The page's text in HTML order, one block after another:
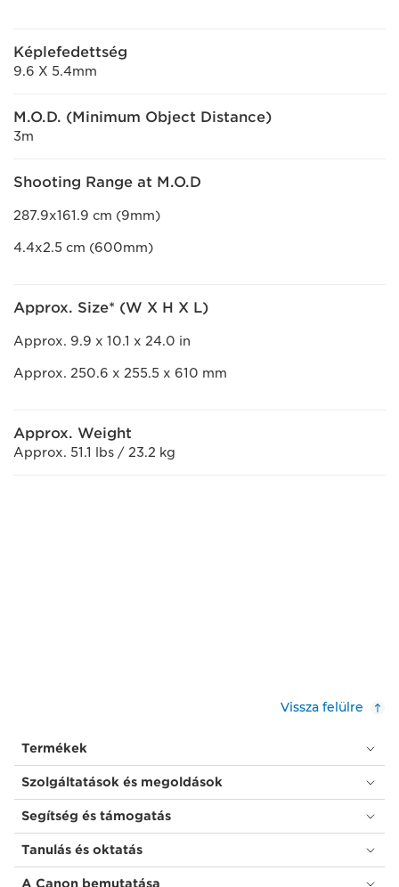
Képlefedettség
9.6 X 5.4mm
M.O.D. (Minimum Object Distance)
3m
Shooting Range at M.O.D
287.9x161.9 cm (9mm)
4.4x2.5 cm (600mm)
Approx. Size* (W X H X L)
Approx. 9.9 x 10.1 x 24.0 in
Approx. 250.6 x 255.5 x 610 mm
Approx. Weight
Approx. 51.1 lbs / 23.2 kg
Vissza felülre
Termékek
Szolgáltatások és megoldások
Segítség és támogatás
Tanulás és oktatás
A Canon bemutatása